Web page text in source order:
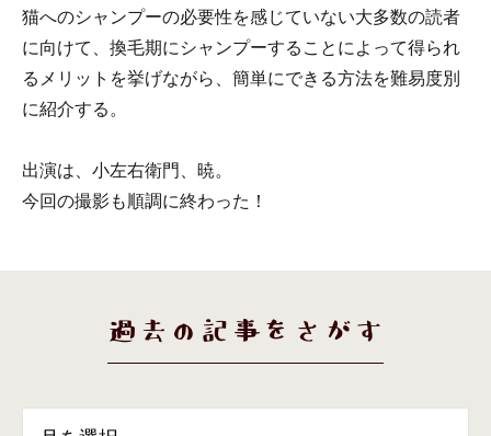
猫へのシャンプーの必要性を感じていない大多数の読者
に向けて、換毛期にシャンプーすることによって得られ
るメリットを挙げながら、簡単にできる方法を難易度別
に紹介する。
出演は、小左右衛門、暁。
今回の撮影も順調に終わった！
過去の記事をさがす